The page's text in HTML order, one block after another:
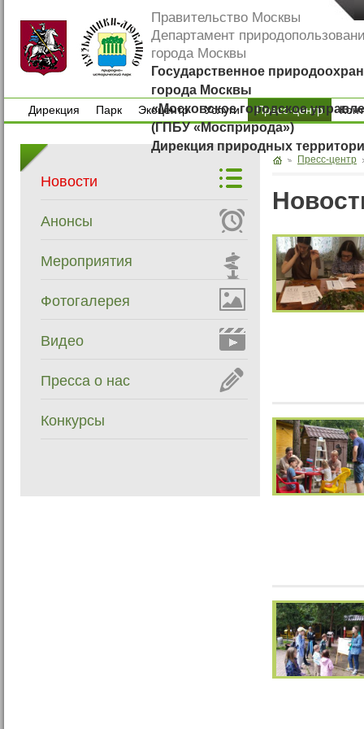
Правительство Москвы
Департамент
города Москвы
Государственное
города Москвы
«Московское городское
(ГПБУ «Мосприрода»)
Дирекция природных
Дирекция
Парк
Экоцентр
Экоцентр
Услуги
Услуги
Пресс-центр
Новости
Анонсы
Мероприятия
Фотогалерея
Видео
Пресса о нас
Конкурсы
Пресс-центр